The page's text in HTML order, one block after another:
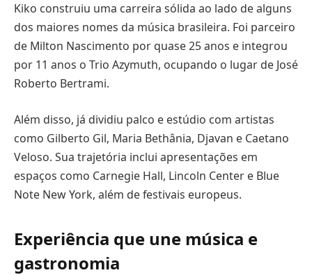
Kiko construiu uma carreira sólida ao lado de alguns
dos maiores nomes da música brasileira. Foi parceiro
de Milton Nascimento por quase 25 anos e integrou
por 11 anos o Trio Azymuth, ocupando o lugar de José
Roberto Bertrami.
Além disso, já dividiu palco e estúdio com artistas
como Gilberto Gil, Maria Bethânia, Djavan e Caetano
Veloso. Sua trajetória inclui apresentações em
espaços como Carnegie Hall, Lincoln Center e Blue
Note New York, além de festivais europeus.
Experiência que une música e
gastronomia